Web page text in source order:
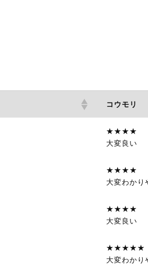
コウモリ
★★★★
大変良い
★★★★
大変わかり
★★★★
大変良い
★★★★★
大変わかり